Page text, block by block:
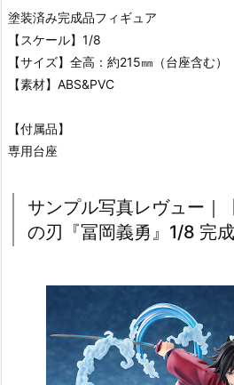
塗装済み完成品フィギュア
【スケール】1/8
【サイズ】全高：約215㎜（台座含む）
【素材】ABS&PVC
【付属品】
専用台座
サンプル写真レヴュー｜
の刃『冨岡義勇』1/8 完